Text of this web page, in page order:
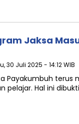
Jaksa
30 Juli 2025 - 14:12 WIB
Payakumbuh terus
Hal ini